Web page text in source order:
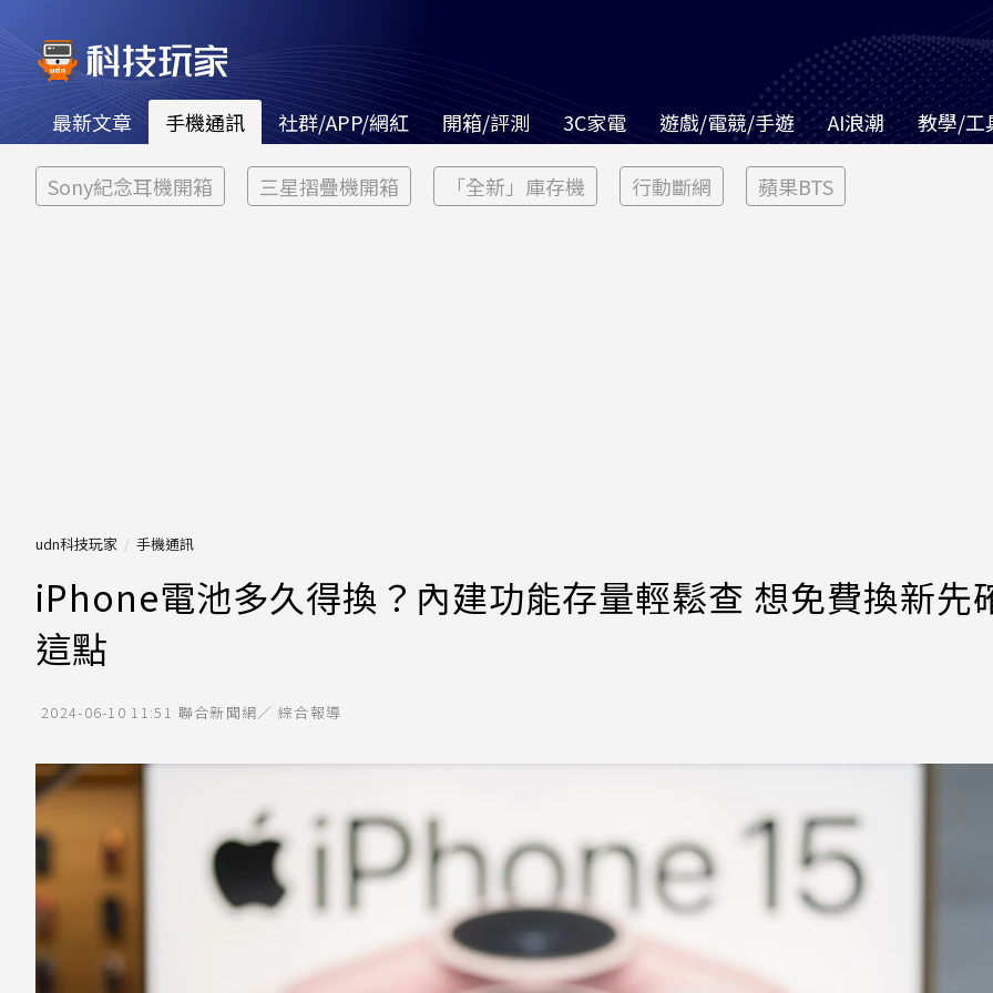
最新文章 手機通訊 社群/APP/網紅 開箱/評測 3C家電 遊戲/電競/手遊 AI浪潮 教學/工
Sony紀念耳機開箱 三星摺疊機開箱 「全新」庫存機 行動斷網 蘋果BTS
udn科技玩家 手機通訊
iPhone電池多久得換？內建功能存量輕鬆查 想免費換新先
這點
2024-06-10 11:51 聯合新聞網／ 綜合報導